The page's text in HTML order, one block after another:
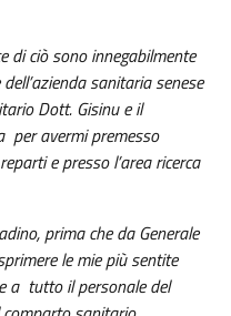
di ciò sono innegabilmente
sanitaria senese
Dott. Gisinu e il
per avermi premesso
e presso l’area ricerca
prima che da Generale
le mie più sentite
a tutto il personale del